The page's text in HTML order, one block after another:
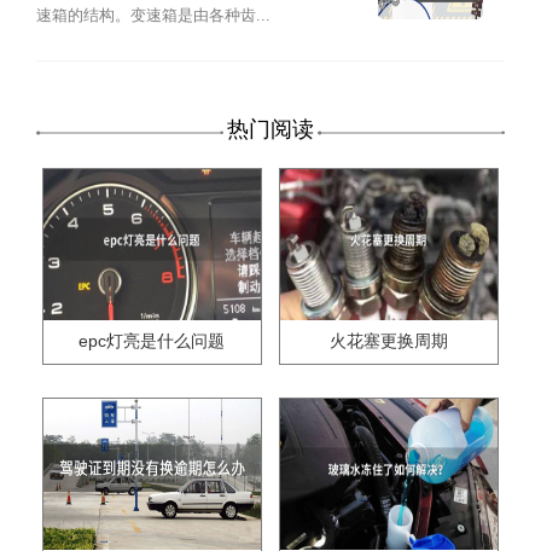
速箱的结构。变速箱是由各种齿...
热门阅读
epc灯亮是什么问题 火花塞更换周期